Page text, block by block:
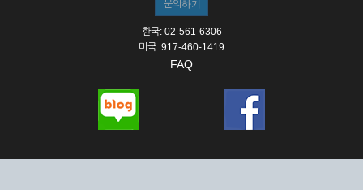
한국: 02-561-6306
미국: 917-460-1419
FAQ